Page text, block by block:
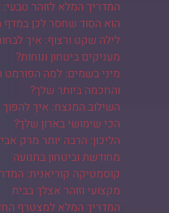
המדריך המלא לזוהר טבעי:
הוא הסוד שחסר לכן במדף
לילה שקט ורצוף: איך
מעניקים ביטחון ונוחות?
מיני בשמים: למה הפורמט
והחכמה ביותר שלך?
השילוב המנצח: איך
הכי שימושי בארון שלך?
הליכון: הרבה יותר מרק
מחודשת וביטחון בתנועה
קוסמטיקה קוריאנית:
מקצועי וזוהר אצלך בבית
המדריך המלא למצטרף